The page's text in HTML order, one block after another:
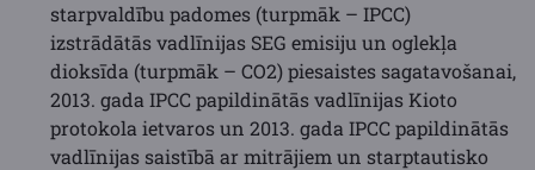
starpvaldību padomes (turpmāk – IPCC)
izstrādātās vadlīnijas SEG emisiju un oglekļa
dioksīda (turpmāk – CO2) piesaistes sagatavošanai,
2013. gada IPCC papildinātās vadlīnijas Kioto
protokola ietvaros un 2013. gada IPCC papildinātās
vadlīnijas saistībā ar mitrājiem un starptautisko